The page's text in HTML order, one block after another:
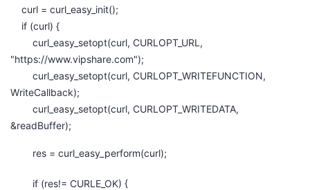
动
关
注
的
开
发
者
我
的
Programs
我
的
支
curl = curl_easy_init();
if (curl) {
curl_easy_setopt(curl, CURLOPT_URL,
"https://www.vipshare.com");
curl_easy_setopt(curl, CURLOPT_WRITEFUNCTION,
WriteCallback);
curl_easy_setopt(curl, CURLOPT_WRITEDATA,
&readBuffer);
res = curl_easy_perform(curl);
if (res!= CURLE_OK) {